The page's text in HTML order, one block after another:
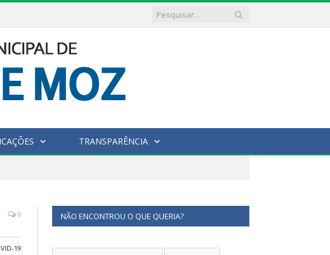
TRANSPARÊNCIA
0
19
NÃO ENCONTROU O QUE QUERIA?